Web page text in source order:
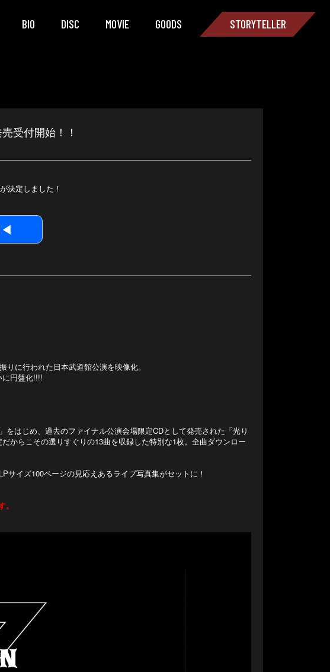
STORYTELLER
BIO DISC MOVIE GOODS
受付開始！！
決定しました！
に行われた日本武道館公演を映像化。
に円盤化!!!!
はじめ、過去のファイナル公演会場限定CDとして発売された「光り
からこその選りすぐりの13曲を収録した特別な1枚。全曲ダウンロー
サイズ100ページの見応えあるライブ写真集がセットに！